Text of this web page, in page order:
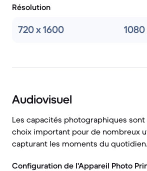
Résolution
720 x 1600
Audiovisuel
Les capacités photographiques
choix important pour de nombreux
capturant les moments du quotidien.
Configuration de l'Appareil Photo